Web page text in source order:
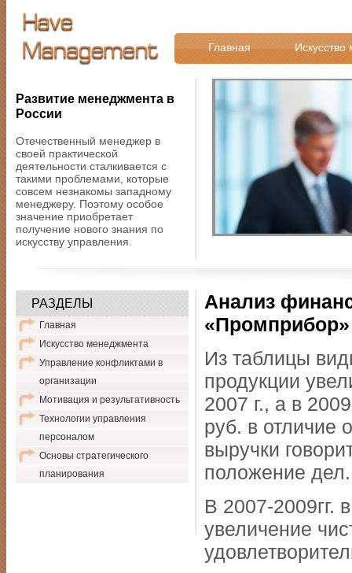
Главная
Развитие менеджмента в
России
Отечественный менеджер в
своей практической
деятельности сталкивается с
такими проблемами, которые
совсем незнакомы западному
менеджеру. Поэтому особое
значение приобретает
получение нового знания по
искусству управления.
РАЗДЕЛЫ
Главная
Искусство менеджмента
Управление конфликтами в
организации
Мотивация и результативность
Технологии управления
персоналом
Основы стратегического
планирования
Анализ
«Промприбор»
Из таблицы
продукции
2007 г., а в
руб. в отличие
выручки
положение дел.
В 2007-
увеличение